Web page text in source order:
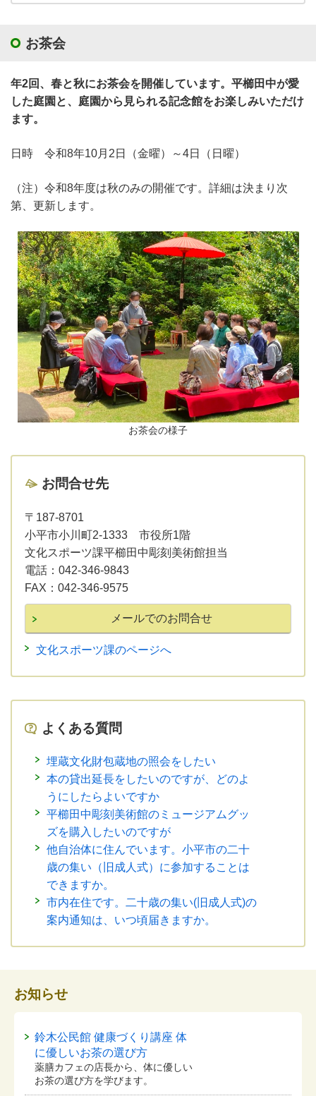
お茶会
年2回、春と秋にお茶会を開催しています。平櫛田中が愛
した庭園と、庭園から見られる記念館をお楽しみいただけ
ます。
日時 令和8年10月2日（金曜）～4日（日曜）
（注）令和8年度は秋のみの開催です。詳細は決まり次
第、更新します。
お茶会の様子
お問合せ先
〒187-8701
小平市小川町2-1333 市役所1階
文化スポーツ課平櫛田中彫刻美術館担当
電話： 042-346-9843
FAX： 042-346-9575
文化スポーツ課のページへ
よくある質問
埋蔵文化財包蔵地の照会をしたい
本の貸出延長をしたいのですが、どのよ
うにしたらよいですか
平櫛田中彫刻美術館のミュージアムグッ
ズを購入したいのですが
他自治体に住んでいます。小平市の二十
歳の集い（旧成人式）に参加することは
できますか。
市内在住です。二十歳の集い(旧成人式)の
案内通知は、いつ頃届きますか。
お知らせ
鈴木公民館 健康づくり講座 体
に優しいお茶の選び方
薬膳カフェの店長から、体に優しい
お茶の選び方を学びます。